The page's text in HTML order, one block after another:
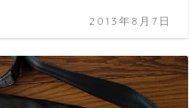
2013年8月7日